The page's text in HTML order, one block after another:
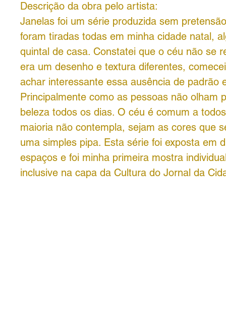
Descrição da obra pelo artista:
Janelas foi um série produzida sem
foram tiradas todas em minha cidade natal,
quintal de casa. Constatei que o céu não se
era um desenho e textura diferentes,
achar interessante essa ausência de padrão
Principalmente como as pessoas não olham
beleza todos os dias. O céu é comum a
maioria não contempla, sejam as cores que
uma simples pipa. Esta série foi exposta em
espaços e foi minha primeira mostra
inclusive na capa da Cultura do Jornal da